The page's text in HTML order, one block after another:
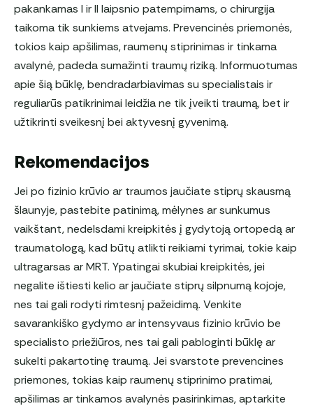
pakankamas I ir II laipsnio patempimams, o chirurgija
taikoma tik sunkiems atvejams. Prevencinės priemonės,
tokios kaip apšilimas, raumenų stiprinimas ir tinkama
avalynė, padeda sumažinti traumų riziką. Informuotumas
apie šią būklę, bendradarbiavimas su specialistais ir
reguliarūs patikrinimai leidžia ne tik įveikti traumą, bet ir
užtikrinti sveikesnį bei aktyvesnį gyvenimą.
Rekomendacijos
Jei po fizinio krūvio ar traumos jaučiate stiprų skausmą
šlaunyje, pastebite patinimą, mėlynes ar sunkumus
vaikštant, nedelsdami kreipkitės į gydytoją ortopedą ar
traumatologą, kad būtų atlikti reikiami tyrimai, tokie kaip
ultragarsas ar MRT. Ypatingai skubiai kreipkitės, jei
negalite ištiesti kelio ar jaučiate stiprų silpnumą kojoje,
nes tai gali rodyti rimtesnį pažeidimą. Venkite
savarankiško gydymo ar intensyvaus fizinio krūvio be
specialisto priežiūros, nes tai gali pabloginti būklę ar
sukelti pakartotinę traumą. Jei svarstote prevencines
priemones, tokias kaip raumenų stiprinimo pratimai,
apšilimas ar tinkamos avalynės pasirinkimas, aptarkite